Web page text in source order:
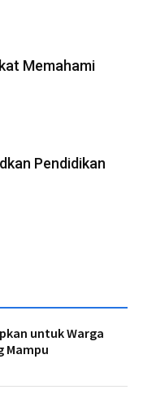
Memahami
Pendidikan
untuk Warga
Mampu